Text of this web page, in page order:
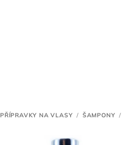
PŘÍPRAVKY NA VLASY / ŠAMPONY /